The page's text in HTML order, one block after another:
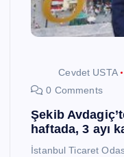
Cevdet USTA
0 Comments
Şekib
haftada, 3 ayı
İstanbul Ticaret